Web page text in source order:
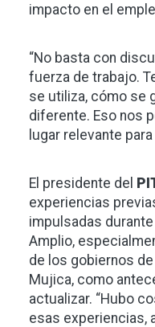
impacto en el
“No basta con
fuerza de trabajo.
se utiliza, cómo se
diferente. Eso nos
lugar relevante
El presidente del
experiencias
impulsadas
Amplio,
de los gobiernos
Mujica, como
actualizar. “Hubo
esas experiencias,